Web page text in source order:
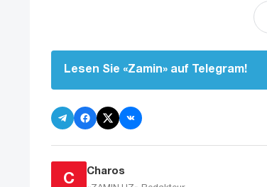
Lesen Sie «Zamin» auf Telegram!
C
Charos